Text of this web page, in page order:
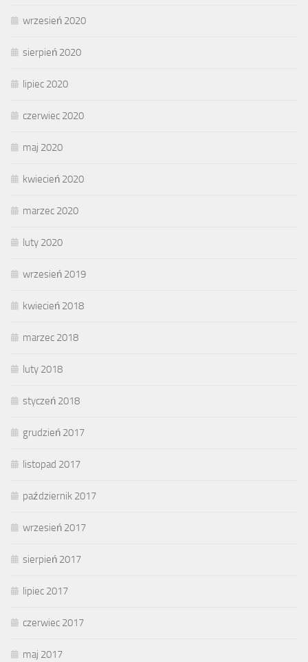
wrzesień 2020
sierpień 2020
lipiec 2020
czerwiec 2020
maj 2020
kwiecień 2020
marzec 2020
luty 2020
wrzesień 2019
kwiecień 2018
marzec 2018
luty 2018
styczeń 2018
grudzień 2017
listopad 2017
październik 2017
wrzesień 2017
sierpień 2017
lipiec 2017
czerwiec 2017
maj 2017